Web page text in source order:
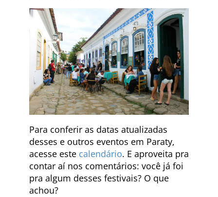
Para conferir as datas atualizadas
desses e outros eventos em Paraty,
acesse este calendário. E aproveita pra
contar aí nos comentários: você já foi
pra algum desses festivais? O que
achou?